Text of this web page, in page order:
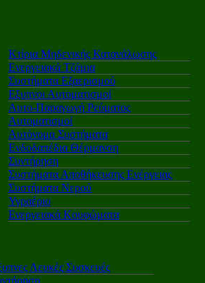
Κτίρια Μηδενικής Κατανάλωσης
Ενεργειακά Τζάμια
Συστήματα Εξαερισμού
Εξυπνοι Αυτοματισμοί
Αυτο-Παραγωγή Ρεύματος
Αυτοματισμοί
Αυτόνομα Συστήματα
Ενδοδαπέδια Θέρμανση
Συντήρηση
Συστήματα Αποθήκευσης Ενέργειας
Συστήματα Νερού
Υγραέριο
Ενεργειακά Κουφώματα
Λευκές Συσκευές